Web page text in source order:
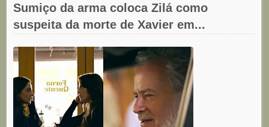
Sumiço da arma coloca Zilá como
suspeita da morte de Xavier em...